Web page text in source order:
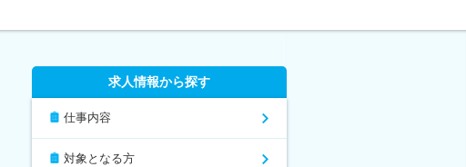
求人情報から探す
仕事内容
対象となる方